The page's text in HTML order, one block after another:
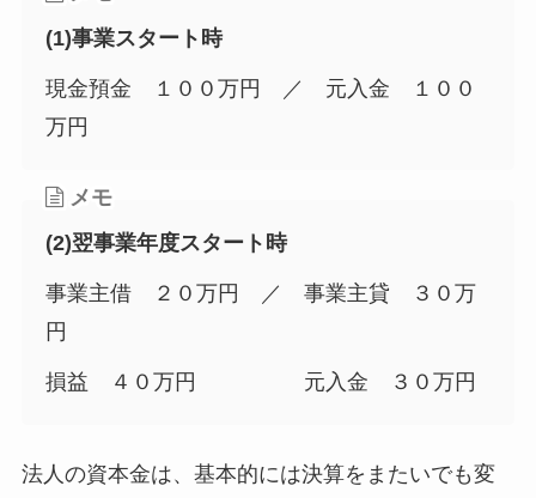
(1)事業スタート時
現金預金 １００万円 ／ 元入金 １００
万円
メモ
(2)翌事業年度スタート時
事業主借 ２０万円 ／ 事業主貸 ３０万
円
損益 ４０万円 元入金 ３０万円
法人の資本金は、基本的には決算をまたいでも変